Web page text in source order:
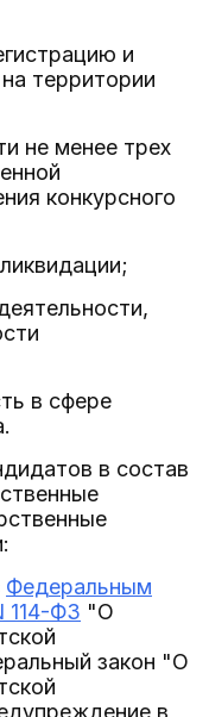
и
территории
не менее трех
конкурсного
в сфере
в состав
Федеральным
114-ФЗ "О
закон "О
в